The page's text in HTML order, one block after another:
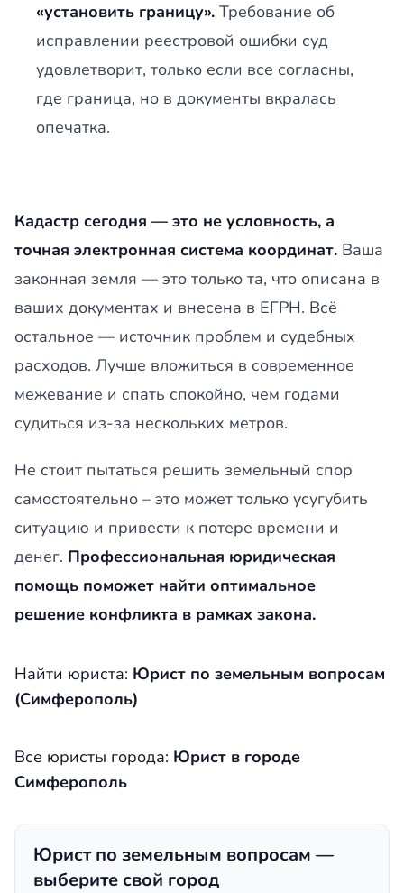
«установить границу». Требование об
исправлении реестровой ошибки суд
удовлетворит, только если все согласны,
где граница, но в документы вкралась
опечатка.
Кадастр сегодня — это не условность, а
точная электронная система координат. Ваша
законная земля — это только та, что описана в
ваших документах и внесена в ЕГРН. Всё
остальное — источник проблем и судебных
расходов. Лучше вложиться в современное
межевание и спать спокойно, чем годами
судиться из-за нескольких метров.
Не стоит пытаться решить земельный спор
самостоятельно – это может только усугубить
ситуацию и привести к потере времени и
денег. Профессиональная юридическая
помощь поможет найти оптимальное
решение конфликта в рамках закона.
Найти юриста: Юрист по земельным вопросам
(Симферополь)
Все юристы города: Юрист в городе
Симферополь
Юрист по земельным вопросам —
выберите свой город